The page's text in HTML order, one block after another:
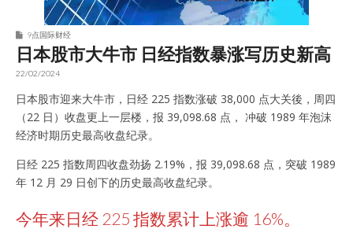
9点国际财经
日本股市大牛市 日经指数暴涨写历史新高
22/02/2024
日本股市迎来大牛市，日经 225 指数涨破 38,000 点大关後，周四
（22 日）收盘更上一层楼，报 39,098.68 点， 冲破 1989 年泡沫
经济时期历史最高收盘纪录。
日经 225 指数周四收盘劲扬 2.19%，报 39,098.68 点，突破 1989
年 12 月 29 日创下的历史最高收盘纪录。
今年来日经 225 指数累计上涨逾 16%。